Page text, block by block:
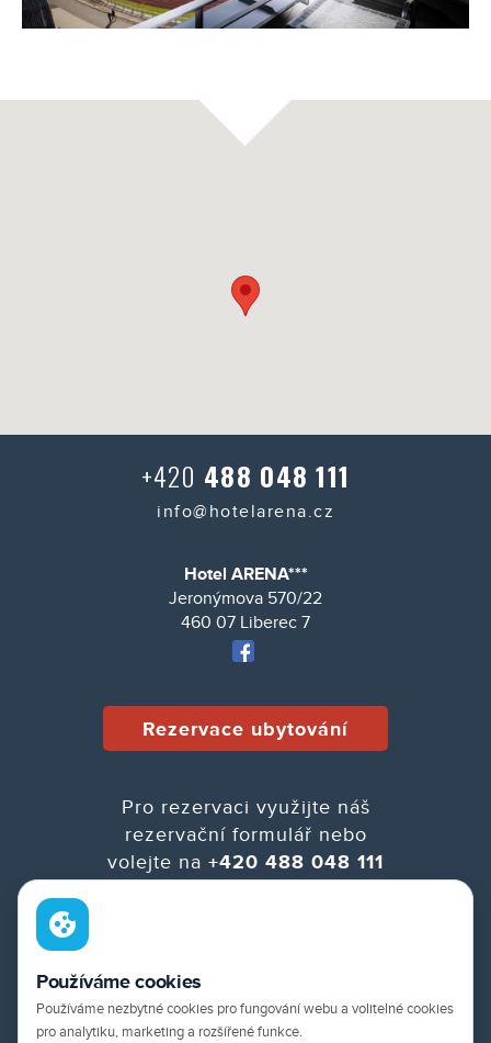
Používáme cookies
Používáme nezbytné cookies pro fungování webu a volitelné cookies
pro analytiku, marketing a rozšířené funkce.
+420 488 048 111
info@hotelarena.cz
Hotel ARENA***
Jeronýmova 570/22
460 07 Liberec 7
Rezervace ubytování
Pro rezervaci využijte náš
rezervační formulář nebo
volejte na +420 488 048 111
Jeronýmova 570/22